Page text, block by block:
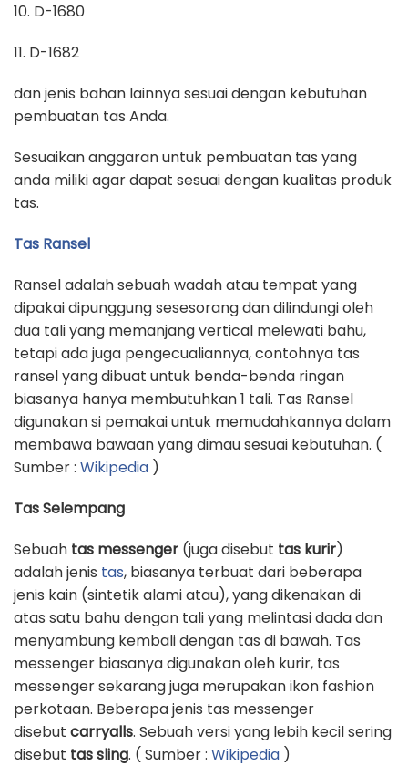
10. D-1680
11. D-1682
dan jenis bahan lainnya sesuai dengan kebutuhan
pembuatan tas Anda.
Sesuaikan anggaran untuk pembuatan tas yang
anda miliki agar dapat sesuai dengan kualitas produk
tas.
Tas Ransel
Ransel adalah sebuah wadah atau tempat yang
dipakai dipunggung sesesorang dan dilindungi oleh
dua tali yang memanjang vertical melewati bahu,
tetapi ada juga pengecualiannya, contohnya tas
ransel yang dibuat untuk benda-benda ringan
biasanya hanya membutuhkan 1 tali. Tas Ransel
digunakan si pemakai untuk memudahkannya dalam
membawa bawaan yang dimau sesuai kebutuhan. (
Sumber : Wikipedia )
Tas Selempang
Sebuah tas messenger (juga disebut tas kurir)
adalah jenis tas, biasanya terbuat dari beberapa
jenis kain (sintetik alami atau), yang dikenakan di
atas satu bahu dengan tali yang melintasi dada dan
menyambung kembali dengan tas di bawah. Tas
messenger biasanya digunakan oleh kurir, tas
messenger sekarang juga merupakan ikon fashion
perkotaan. Beberapa jenis tas messenger
disebut carryalls. Sebuah versi yang lebih kecil sering
disebut tas sling. ( Sumber : Wikipedia )